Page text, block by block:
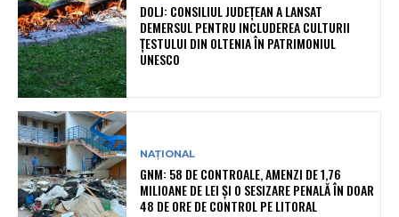
DOLJ: CONSILIUL JUDEȚEAN A LANSAT
DEMERSUL PENTRU INCLUDEREA CULTURII
ȚESTULUI DIN OLTENIA ÎN PATRIMONIUL
UNESCO
NAȚIONAL
GNM: 58 DE CONTROALE, AMENZI DE 1,76
MILIOANE DE LEI ȘI O SESIZARE PENALĂ ÎN DOAR
48 DE ORE DE CONTROL PE LITORAL